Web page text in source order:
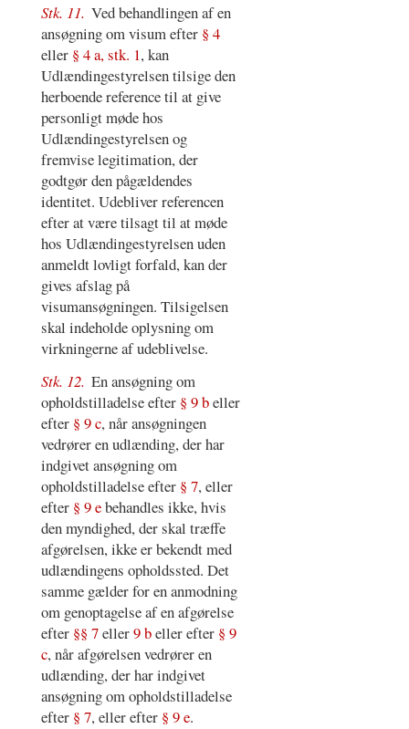
Stk. 11. Ved behandlingen af en
ansøgning om visum efter § 4
eller § 4 a, stk. 1, kan
Udlændingestyrelsen tilsige den
herboende reference til at give
personligt møde hos
Udlændingestyrelsen og
fremvise legitimation, der
godtgør den pågældendes
identitet. Udebliver referencen
efter at være tilsagt til at møde
hos Udlændingestyrelsen uden
anmeldt lovligt forfald, kan der
gives afslag på
visumansøgningen. Tilsigelsen
skal indeholde oplysning om
virkningerne af udeblivelse.
Stk. 12. En ansøgning om
opholdstilladelse efter § 9 beller
efter § 9 c, når ansøgningen
vedrører en udlænding, der har
indgivet ansøgning om
opholdstilladelse efter § 7, eller
efter § 9 ebehandles ikke, hvis
den myndighed, der skal træffe
afgørelsen, ikke er bekendt med
udlændingens opholdssted. Det
samme gælder for en anmodning
om genoptagelse af en afgørelse
efter §§ 7eller9 beller efter § 9
c, når afgørelsen vedrører en
udlænding, der har indgivet
ansøgning om opholdstilladelse
efter § 7, eller efter § 9 e.